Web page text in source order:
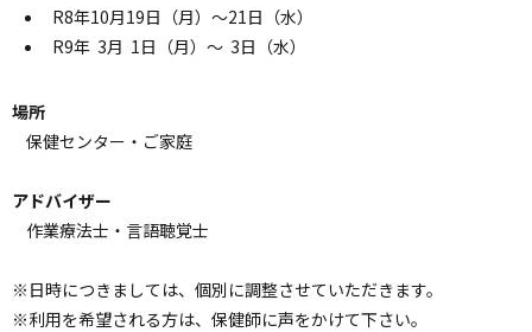
R8年10月19日（月）～21日（水）
R9年 3月 1日（月）～ 3日（水）
場所
保健センター・ご家庭
アドバイザー
作業療法士・言語聴覚士
※日時につきましては、個別に調整させていただきます。
※利用を希望される方は、保健師に声をかけて下さい。